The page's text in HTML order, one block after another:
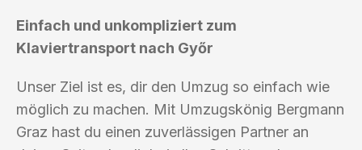
Einfach und unkompliziert zum
Klaviertransport nach Győr
Unser Ziel ist es, dir den Umzug so einfach wie
möglich zu machen. Mit Umzugskönig Bergmann
Graz hast du einen zuverlässigen Partner an